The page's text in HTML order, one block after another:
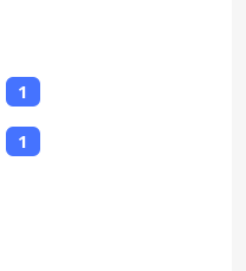
1
1